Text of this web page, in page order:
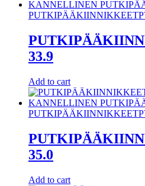
PUTKIPÄÄKIINNIKKEET
33.9
Add to cart
PUTKIPÄÄKIINNIKKEET
35.0
Add to cart